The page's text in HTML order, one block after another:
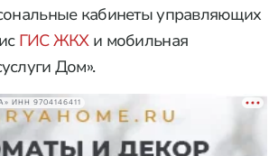
кабинеты управляющих
ГИС ЖКХи мобильная
Дом».
ИНН 9704146411